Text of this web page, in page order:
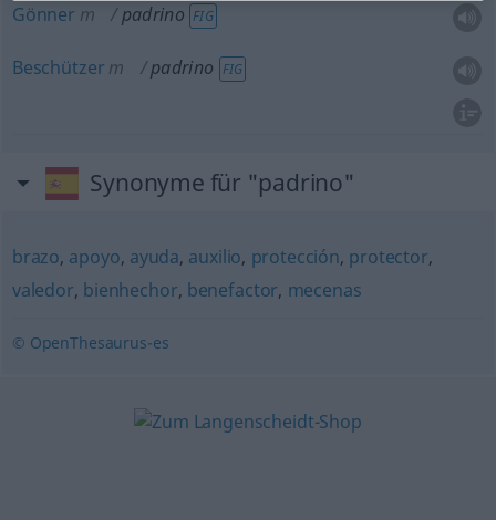
Gönner m padrino FIG
Beschützer m padrino FIG
Synonyme für "padrino"
brazo, apoyo, ayuda, auxilio, protección, protector,
valedor, bienhechor, benefactor, mecenas
© OpenThesaurus-es